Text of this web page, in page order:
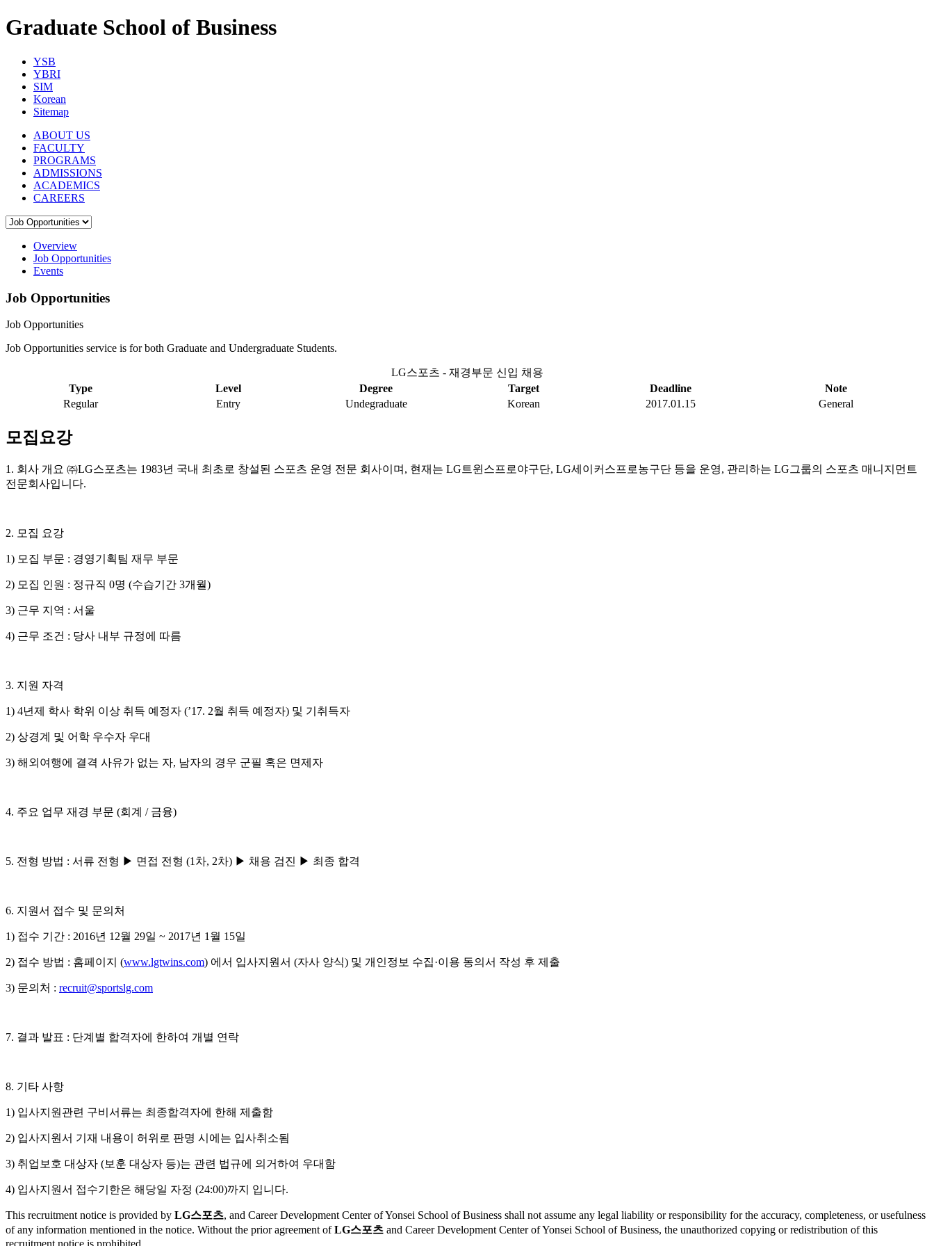
Graduate School of Business
YSB
YBRI
SIM
Korean
Sitemap
ABOUT US
FACULTY
PROGRAMS
ADMISSIONS
ACADEMICS
CAREERS
Overview
Job Opportunities
Events
Job Opportunities
Job Opportunities
Job Opportunities service is for both Graduate and Undergraduate Students.
LG스포츠 - 재경부문 신입 채용
Type
Level Degree Target Deadline
Note
Regular
Entry Undegraduate Korean 2017.01.15 General
모집요강
1. 회사 개요 ㈜LG스포츠는 1983년 국내 최초로 창설된 스포츠 운영 전문 회사이며, 현재는 LG트윈스프로야구단, LG세이커스프로농구단 등을 운영, 관리하는 LG그룹의 스포츠 매니지먼트
전문회사입니다.
2. 모집 요강
1) 모집 부문 : 경영기획팀 재무 부문
2) 모집 인원 : 정규직 0명 (수습기간 3개월)
3) 근무 지역 : 서울
4) 근무 조건 : 당사 내부 규정에 따름
3. 지원 자격
1) 4년제 학사 학위 이상 취득 예정자 (’17. 2월 취득 예정자) 및 기취득자
2) 상경계 및 어학 우수자 우대
3) 해외여행에 결격 사유가 없는 자, 남자의 경우 군필 혹은 면제자
4. 주요 업무 재경 부문 (회계 / 금융)
5. 전형 방법 : 서류 전형 ▶ 면접 전형 (1차, 2차) ▶ 채용 검진 ▶ 최종 합격
6. 지원서 접수 및 문의처
1) 접수 기간 : 2016년 12월 29일 ~ 2017년 1월 15일
2) 접수 방법 : 홈페이지 (www.lgtwins.com) 에서 입사지원서 (자사 양식) 및 개인정보 수집·이용 동의서 작성 후 제출
3) 문의처 : recruit@sportslg.com
7. 결과 발표 : 단계별 합격자에 한하여 개별 연락
8. 기타 사항
1) 입사지원관련 구비서류는 최종합격자에 한해 제출함
2) 입사지원서 기재 내용이 허위로 판명 시에는 입사취소됨
3) 취업보호 대상자 (보훈 대상자 등)는 관련 법규에 의거하여 우대함
4) 입사지원서 접수기한은 해당일 자정 (24:00)까지 입니다.
This recruitment notice is provided by LG스포츠, and Career Development Center of Yonsei School of Business shall not assume any legal liability or responsibility for the accuracy, completeness, or usefulness
of any information mentioned in the notice. Without the prior agreement ofLG스포츠 and Career Development Center of Yonsei School of Business, the unauthorized copying or redistribution of this